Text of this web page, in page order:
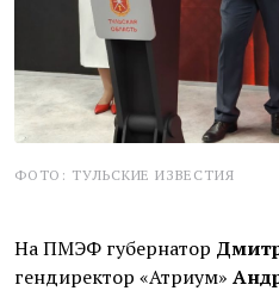
ФОТО: ТУЛЬСКИЕ ИЗВЕСТИЯ
На ПМЭФ губернатор
гендиректор «Атриум»